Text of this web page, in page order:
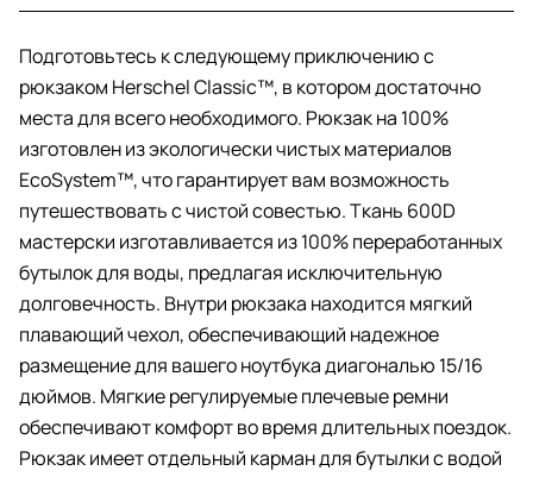
Подготовьтесь к следующему приключению с
рюкзаком Herschel Classic™, в котором достаточно
места для всего необходимого. Рюкзак на 100%
изготовлен из экологически чистых материалов
EcoSystem™, что гарантирует вам возможность
путешествовать с чистой совестью. Ткань 600D
мастерски изготавливается из 100% переработанных
бутылок для воды, предлагая исключительную
долговечность. Внутри рюкзака находится мягкий
плавающий чехол, обеспечивающий надежное
размещение для вашего ноутбука диагональю 15/16
дюймов. Мягкие регулируемые плечевые ремни
обеспечивают комфорт во время длительных поездок.
Рюкзак имеет отдельный карман для бутылки с водой